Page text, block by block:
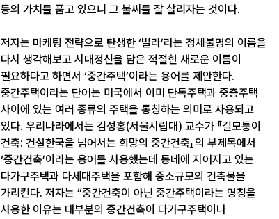
등의 가치를 품고 있으니 그 불씨를 잘 살리자는 것이다.
저자는 마케팅 전략으로 탄생한 ‘빌라’라는 정체불명의 이름을
다시 생각해보고 시대정신을 담은 적절한 새로운 이름이
필요하다고 하면서 ‘중간주택’이라는 용어를 제안한다.
중간주택이라는 단어는 미국에서 이미 단독주택과 중층주택
사이에 있는 여러 종류의 주택을 통칭하는 의미로 사용되고
있다. 우리나라에서는 김성홍(서울시립대) 교수가 『길모퉁이
건축: 건설한국을 넘어서는 희망의 중간건축』의 부제목에서
‘중간건축’이라는 용어를 사용했는데 동네에 지어지고 있는
다가구주택과 다세대주택을 포함해 중소규모의 건축물을
가리킨다. 저자는 “중간건축이 아닌 중간주택이라는 명칭을
사용한 이유는 대부분의 중간건축이 다가구주택이나